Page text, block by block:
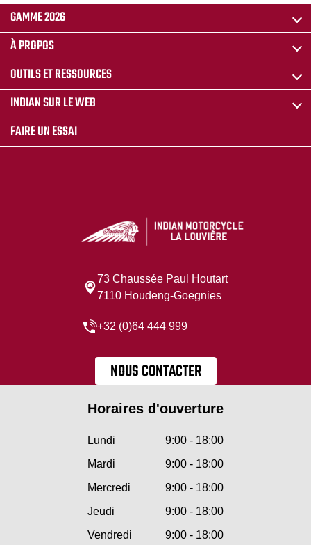
GAMME 2026
À PROPOS
OUTILS ET RESSOURCES
INDIAN SUR LE WEB
FAIRE UN ESSAI
73 Chaussée Paul Houtart
7110 Houdeng-Goegnies
+32 (0)64 444 999
NOUS CONTACTER
Horaires d'ouverture
Lundi
9:00 - 18:00
Mardi
9:00 - 18:00
Mercredi
9:00 - 18:00
Jeudi
9:00 - 18:00
Vendredi
9:00 - 18:00